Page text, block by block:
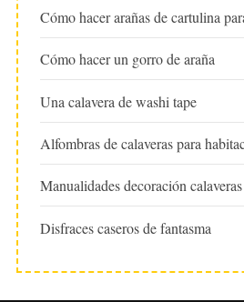
Cómo hacer arañas de cartulina
Cómo hacer un gorro de araña
Una calavera de washi tape
Alfombras de calaveras para
Manualidades decoración calaveras
Disfraces caseros de fantasma